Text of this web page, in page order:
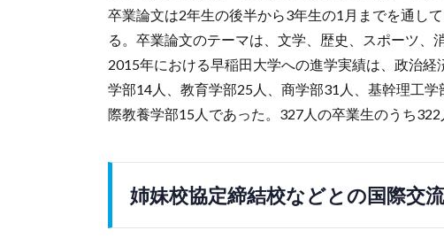
卒業論文は2年生の後半から3年生の1月までを通し
る。卒業論文のテーマは、文学、歴史、スポーツ、
2015年における早稲田大学への進学実績は、政治
学部14人、教育学部25人、商学部31人、基幹理工
際教養学部15人であった。327人の卒業生のうち322
姉妹校協定締結校などとの国際交